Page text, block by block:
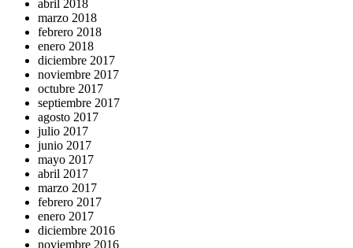
abril 2018
marzo 2018
febrero 2018
enero 2018
diciembre 2017
noviembre 2017
octubre 2017
septiembre 2017
agosto 2017
julio 2017
junio 2017
mayo 2017
abril 2017
marzo 2017
febrero 2017
enero 2017
diciembre 2016
noviembre 2016